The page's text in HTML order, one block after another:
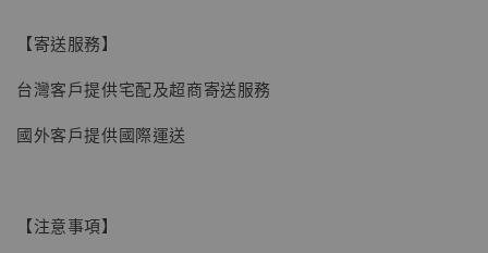
【現貨】BJSTUDIO 1/6系列可動蒐藏人偶 讓
NT$ 4,980
【寄送服務】
台灣客戶提供宅配及超商寄送服務
國外客戶提供國際運送
【注意事項】